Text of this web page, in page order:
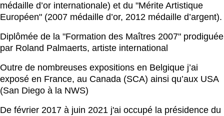
médaille d’or internationale) et du "Mérite Artistique
Européen" (2007 médaille d’or, 2012 médaille d’argent).
Diplômée de la "Formation des Maîtres 2007" prodiguée
par Roland Palmaerts, artiste international
Outre de nombreuses expositions en Belgique j’ai
exposé en France, au Canada (SCA) ainsi qu’aux USA
(San Diego à la NWS)
De février 2017 à juin 2021 j'ai occupé la présidence du